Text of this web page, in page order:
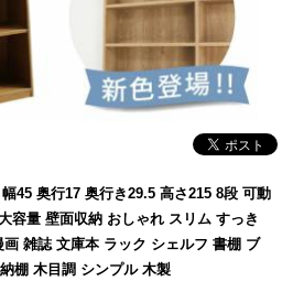
45 奥行17 奥行き29.5 高さ215 8段 可動
容量 壁面収納 おしゃれ スリム すっき
雑誌 文庫本 ラック シェルフ 書棚 ブ
棚 木目調 シンプル 木製